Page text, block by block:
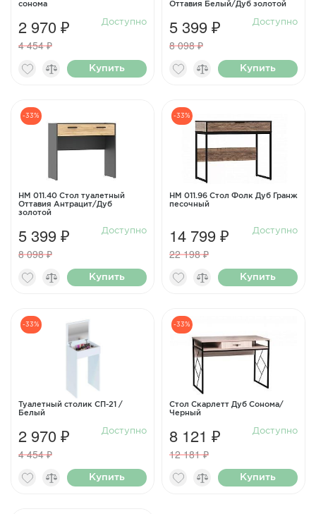
сонома
2 970 ₽
4 454 ₽
Доступно
Купить
Оттавия Белый/Дуб золотой
5 399 ₽
8 098 ₽
Доступно
Купить
-33%
НМ 011.40 Стол туалетный
Оттавия Антрацит/Дуб
золотой
5 399 ₽
8 098 ₽
Доступно
Купить
-33%
НМ 011.96 Стол Фолк Дуб Гранж
песочный
14 799 ₽
22 198 ₽
Доступно
Купить
-33%
Туалетный столик СП-21 /
Белый
2 970 ₽
4 454 ₽
Доступно
Купить
-33%
Стол Скарлетт Дуб Сонома/
Черный
8 121 ₽
12 181 ₽
Доступно
Купить